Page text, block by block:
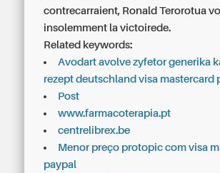
contrecarraient, Ronald Terorotua
insolemment la victoirede.
Related keywords:
Avodart avolve zyfetor generika
rezept deutschland visa mastercard
Post
www.farmacoterapia.pt
centrelibrex.be
Menor preço protopic com visa
paypal